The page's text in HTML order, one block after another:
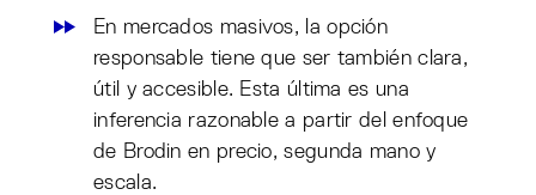
En mercados masivos, la opción
responsable tiene que ser también clara,
útil y accesible. Esta última es una
inferencia razonable a partir del enfoque
de Brodin en precio, segunda mano y
escala.